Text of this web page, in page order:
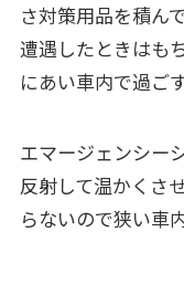
さ対策用品を積ん
遭遇したときはも
にあい車内で過ご
エマージェンシー
反射して温かくさ
らないので狭い車